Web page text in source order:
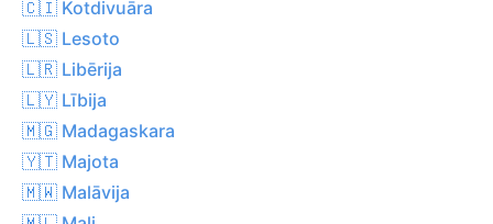
🇨🇮 Kotdivuāra
🇱🇸 Lesoto
🇱🇷 Libērija
🇱🇾 Lībija
🇲🇬 Madagaskara
🇾🇹 Majota
🇲🇼 Malāvija